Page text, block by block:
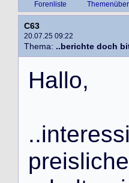
Forenliste
C63
20.07.25 09:22
Thema: ..berichte doch
Hallo,
..interessi
preisliche